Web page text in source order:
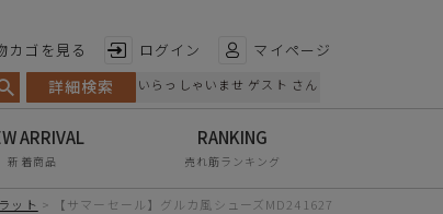
カゴを見る ログイン マイページ
詳細検索 いらっしゃいませ ゲスト さん
新着商品 売れ筋ランキング
ット 【サマーセール】グルカ風シューズMD241627
特徴から探す
日本製
手染め
甲高・幅広